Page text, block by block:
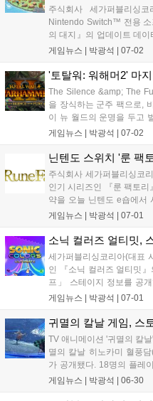
주식회사 세가퍼블리싱
Nintendo Switch™ 전용 소
의 대지』의 업데이트 데
개했다. 『목장이야기 올리
레이해 주...
게임뉴스 | 박광석 07-02
'토탈워: 워해머2' 마
The Silence &amp; The
을 장식하는 군주 팩으로,
이 뉴 월드의 운명을 두고
격돌했을 때, 최후의 승자
게임뉴스 | 박광석 07-02
닌텐도 스위치 '룬 팩
주식회사 세가퍼블리싱코
인기 시리즈인 『룬 팩토리
약을 오늘 닌텐도 e숍에서
가 콘텐츠 &#39;성스러운
룬...
게임뉴스 | 박광석 07-01
소닉 컬러즈 얼티밋,
세가퍼블리싱코리아(대표
인 『소닉 컬러즈 얼티밋
프」 스테이지 정보를 공
발매된 초음속 3D 액션 게
게임뉴스 | 박광석 07-01
귀멸의 칼날 게임, 스
TV 애니메이션 '귀멸의 칼
멸의 칼날 히노카미 혈풍
가 공개됐다. 18명의 플레
단 하나도 포함되지 않아
게임뉴스 | 박광석 06-30